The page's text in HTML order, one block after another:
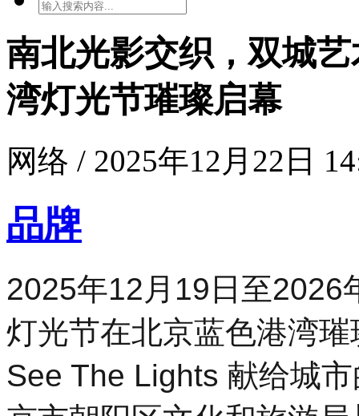
南北光影交织，双城
湾灯光节璀璨启幕
网络 / 2025年12月22日
品牌
2025年12月19日至2026
灯光节在北京蓝色港湾
See The Lights 献给城